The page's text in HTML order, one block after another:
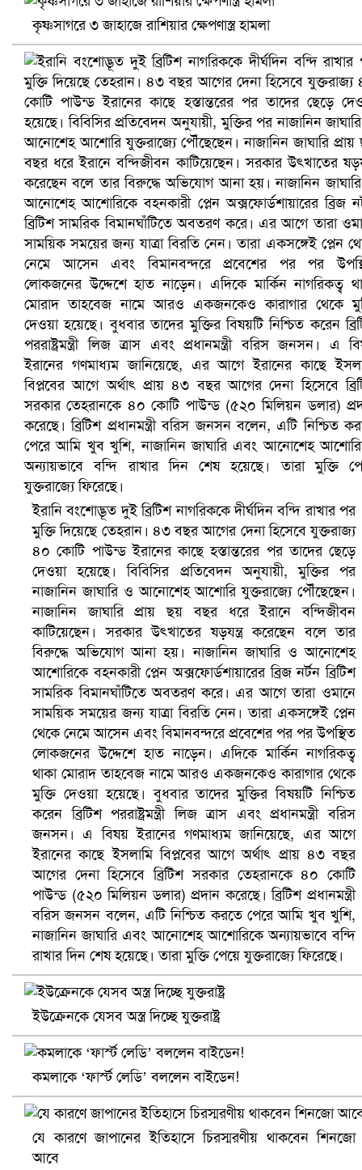
খুলনায় বিএনপি অফিসে গুলি-বোমা হামলা, নিহত ১
প্রোটিয়াদের হারিয়ে বিশ্বকাপের শিরোপা ঘরে তুলল ভারত
সৌদিতে ব্যাপক ধরপাকড়, এক সপ্তাহেই ২১ হাজারের বেশি
বৈষম্যবিরোধী ছাত্র আন্দোলনের সাধারণ সম্পাদকের পদত্যাগ
ভিউ বাড়াতে রাম দা হাতে ফেসবুকে ভিডিও পোস্ট শিক্ষকের
আ.লীগ ও জাপার ৯ নেতা কারাগারে
কৃষ্ণসাগরে ৩ জাহাজে রাশিয়ার ক্ষেপণাস্ত্র হামলা
ইরানি বংশোদ্ভূত দুই ব্রিটিশ নাগরিককে দীর্ঘদিন বন্দি রাখার পর
মুক্তি দিয়েছে তেহরান। ৪৩ বছর আগের দেনা হিসেবে যুক্তরাজ্য
৪০ কোটি পাউন্ড ইরানের কাছে হস্তান্তরের পর তাদের ছেড়ে
দেওয়া হয়েছে। বিবিসির প্রতিবেদন অনুযায়ী, মুক্তির পর
নাজানিন জাঘারি ও আনোশেহ আশোরি যুক্তরাজ্যে পৌঁছেছেন।
নাজানিন জাঘারি প্রায় ছয় বছর ধরে ইরানে বন্দিজীবন
কাটিয়েছেন। সরকার উৎখাতের ষড়যন্ত্র করেছেন বলে তার
বিরুদ্ধে অভিযোগ আনা হয়। নাজানিন জাঘারি ও আনোশেহ
আশোরিকে বহনকারী প্লেন অক্সফোর্ডশায়ারের ব্রিজ নর্টন ব্রিটিশ
সামরিক বিমানঘাঁটিতে অবতরণ করে। এর আগে তারা ওমানে
সাময়িক সময়ের জন্য যাত্রা বিরতি নেন। তারা একসঙ্গেই প্লেন
থেকে নেমে আসেন এবং বিমানবন্দরে প্রবেশের পর পর উপস্থিত
লোকজনের উদ্দেশে হাত নাড়েন। এদিকে মার্কিন নাগরিকত্ব
থাকা মোরাদ তাহবেজ নামে আরও একজনকেও কারাগার থেকে
মুক্তি দেওয়া হয়েছে। বুধবার তাদের মুক্তির বিষয়টি নিশ্চিত
করেন ব্রিটিশ পররাষ্ট্রমন্ত্রী লিজ ত্রাস এবং প্রধানমন্ত্রী বরিস
জনসন। এ বিষয় ইরানের গণমাধ্যম জানিয়েছে, এর আগে
ইরানের কাছে ইসলামি বিপ্লবের আগে অর্থাৎ প্রায় ৪৩ বছর
আগের দেনা হিসেবে ব্রিটিশ সরকার তেহরানকে ৪০ কোটি
পাউন্ড (৫২০ মিলিয়ন ডলার) প্রদান করেছে। ব্রিটিশ প্রধানমন্ত্রী
বরিস জনসন বলেন, এটি নিশ্চিত করতে পেরে আমি খুব খুশি,
নাজানিন জাঘারি এবং আনোশেহ আশোরিকে অন্যায়ভাবে বন্দি
রাখার দিন শেষ হয়েছে। তারা মুক্তি পেয়ে যুক্তরাজ্যে ফিরেছে।
ইউক্রেনকে যেসব অস্ত্র দিচ্ছে যুক্তরাষ্ট্র
কমলাকে ‘ফার্স্ট লেডি’ বললেন বাইডেন!
যে কারণে জাপানের ইতিহাসে চিরস্মরণীয় থাকবেন শিনজো
আবে